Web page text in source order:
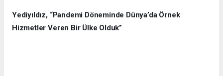
Yediyıldız, “Pandemi Döneminde Dünya’da Örnek
Hizmetler Veren Bir Ülke Olduk”